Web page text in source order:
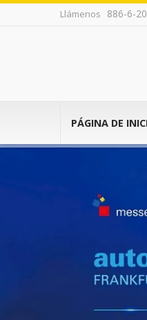
Llámenos 886-6-
PÁGINA DE